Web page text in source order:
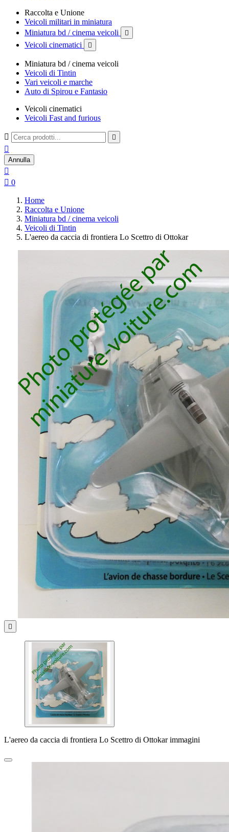
Raccolta e Unione
Veicoli militari in miniatura
Miniatura bd / cinema veicoli

Veicoli cinematici 
Miniatura bd / cinema veicoli
Veicoli di Tintin
Vari veicoli e marche
Auto di Spirou e Fantasio
Veicoli cinematici
Veicoli Fast and furious
 

Annulla

 0
Home
Raccolta e Unione
Miniatura bd / cinema veicoli
Veicoli di Tintin
L'aereo da caccia di frontiera Lo Scettro di Ottokar

L'aereo da caccia di frontiera Lo Scettro di Ottokar immagini